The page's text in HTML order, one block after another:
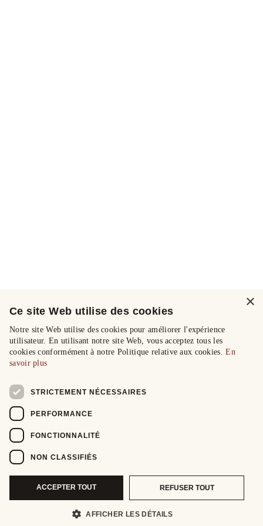
×
Ce site Web utilise des cookies
Notre site Web utilise des cookies pour améliorer l'expérience
utilisateur. En utilisant notre site Web, vous acceptez tous les
cookies conformément à notre Politique relative aux cookies.En
savoir plus
STRICTEMENT NÉCESSAIRES
PERFORMANCE
FONCTIONNALITÉ
NON CLASSIFIÉS
ACCEPTER TOUT REFUSER TOUT
AFFICHER LES DÉTAILS